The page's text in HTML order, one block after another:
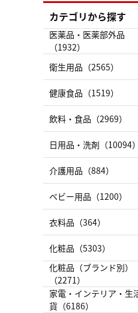
カテゴリから探す
医薬品・医薬部外品
（1932）
衛生用品（2565）
健康食品（1519）
飲料・食品（2969）
日用品・洗剤（10094）
介護用品（884）
ベビー用品（1200）
衣料品（364）
化粧品（5303）
化粧品（ブランド別）
（2271）
家電・インテリア・生
貨（6186）